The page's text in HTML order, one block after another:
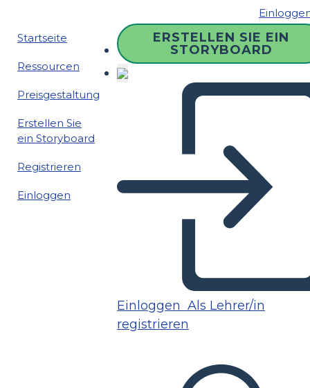
Startseite
Ressourcen
Preisgestaltung
Erstellen Sie
ein Storyboard
Registrieren
Einloggen
ERSTELLEN SIE EIN
STORYBOARD
Einloggen Als Lehrer/in
registrieren